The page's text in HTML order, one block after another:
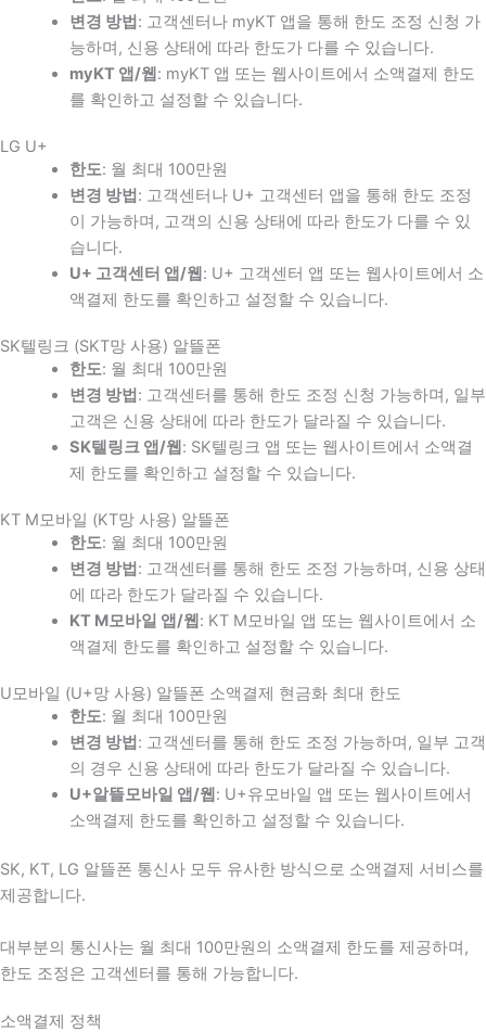
변경 방법 : 고객센터나 myKT 앱을 통해 한도 조정 신청 가
능하며, 신용 상태에 따라 한도가 다를 수 있습니다.
myKT 앱/웹 : myKT 앱 또는 웹사이트에서 소액결제 한도
를 확인하고 설정할 수 있습니다.
LG U+
한도: 월 최대 100만원
변경 방법 : 고객센터나 U+ 고객센터 앱을 통해 한도 조정
이 가능하며, 고객의 신용 상태에 따라 한도가 다를 수 있
습니다.
U+ 고객센터 앱/웹 : U+ 고객센터 앱 또는 웹사이트에서 소
액결제 한도를 확인하고 설정할 수 있습니다.
SK텔링크 (SKT망 사용) 알뜰폰
한도: 월 최대 100만원
변경 방법 : 고객센터를 통해 한도 조정 신청 가능하며, 일부
고객은 신용 상태에 따라 한도가 달라질 수 있습니다.
SK텔링크 앱/웹 : SK텔링크 앱 또는 웹사이트에서 소액결
제 한도를 확인하고 설정할 수 있습니다.
KT M모바일 (KT망 사용) 알뜰폰
한도: 월 최대 100만원
변경 방법 : 고객센터를 통해 한도 조정 가능하며, 신용 상태
에 따라 한도가 달라질 수 있습니다.
KT M모바일 앱/웹 : KT M모바일 앱 또는 웹사이트에서 소
액결제 한도를 확인하고 설정할 수 있습니다.
U모바일 (U+망 사용) 알뜰폰 소액결제 현금화 최대 한도
한도: 월 최대 100만원
변경 방법 : 고객센터를 통해 한도 조정 가능하며, 일부 고객
의 경우 신용 상태에 따라 한도가 달라질 수 있습니다.
U+알뜰모바일 앱/웹 : U+유모바일 앱 또는 웹사이트에서
소액결제 한도를 확인하고 설정할 수 있습니다.
SK, KT, LG 알뜰폰 통신사 모두 유사한 방식으로 소액결제 서비스를
제공합니다.
대부분의 통신사는 월 최대 100만원의 소액결제 한도를 제공하며,
한도 조정은 고객센터를 통해 가능합니다.
소액결제 정책